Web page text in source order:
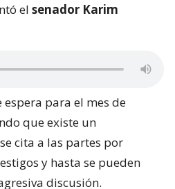
el senador Karim
para el mes de
que existe un
cita a las partes por
y hasta se pueden
discusión.